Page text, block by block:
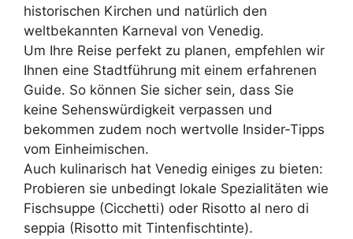
historischen Kirchen und natürlich den
weltbekannten Karneval von Venedig.
Um Ihre Reise perfekt zu planen, empfehlen wir
Ihnen eine Stadtführung mit einem erfahrenen
Guide. So können Sie sicher sein, dass Sie
keine Sehenswürdigkeit verpassen und
bekommen zudem noch wertvolle Insider-Tipps
vom Einheimischen.
Auch kulinarisch hat Venedig einiges zu bieten:
Probieren sie unbedingt lokale Spezialitäten wie
Fischsuppe (Cicchetti) oder Risotto al nero di
seppia (Risotto mit Tintenfischtinte).